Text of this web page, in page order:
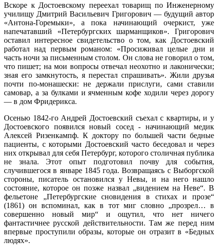
Вскоре к Достоевскому переехал товарищ по Инженерному
училищу Дмитрий Васильевич Григорович — будущий автор
«Антона-Горемыки», а пока начинающий очеркист, уже
напечатавший «Петербургских шарманщиков». Григорович
оставил интересное свидетельство о том, как Достоевский
работал над первым романом: «Просиживал целые дни и
часть ночи за письменным столом. Он слова не говорил о том,
что пишет; на мои вопросы отвечал неохотно и лаконически;
зная его замкнутость, я перестал спрашивать». Жили друзья
почти по‑монашески: не держали прислуги, сами ставили
самовар, а за булками и ячменным кофе ходили через дорогу
— в дом Фридерикса.
Осенью 1842‑го Андрей Достоевский съехал с квартиры, и у
Достоевского появился новый сосед - начинающий медик
Алексей Ризенкампф. К доктору по большей части бедные
пациенты, с которыми Достоевский часто беседовал и через
них открывал для себя Петербург, которого столичная публика
не знала. Этот опыт подготовил почву для события,
случившегося в январе 1845 года. Возвращаясь с Выборгской
стороны, писатель остановился у Невы, и на него нашло
состояние, которое он позже назвал „видением на Неве“. В
фельетоне „Петербургские сновидения в стихах и прозе“
(1861) он вспоминал, как в тот миг словно „прозрел… в
совершенно новый мир“ и ощутил, что нет ничего
фантастичнее русской действительности. Там же перед ним
впервые проступили образы, которые он отразит в «Бедных
людях».